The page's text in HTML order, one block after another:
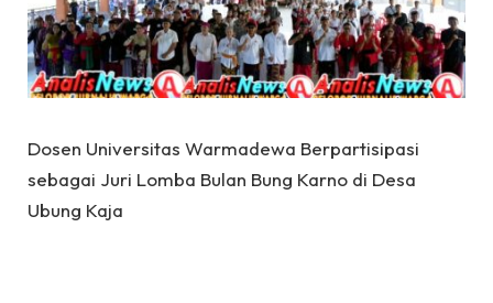
Dosen Universitas Warmadewa Berpartisipasi
sebagai Juri Lomba Bulan Bung Karno di Desa
Ubung Kaja